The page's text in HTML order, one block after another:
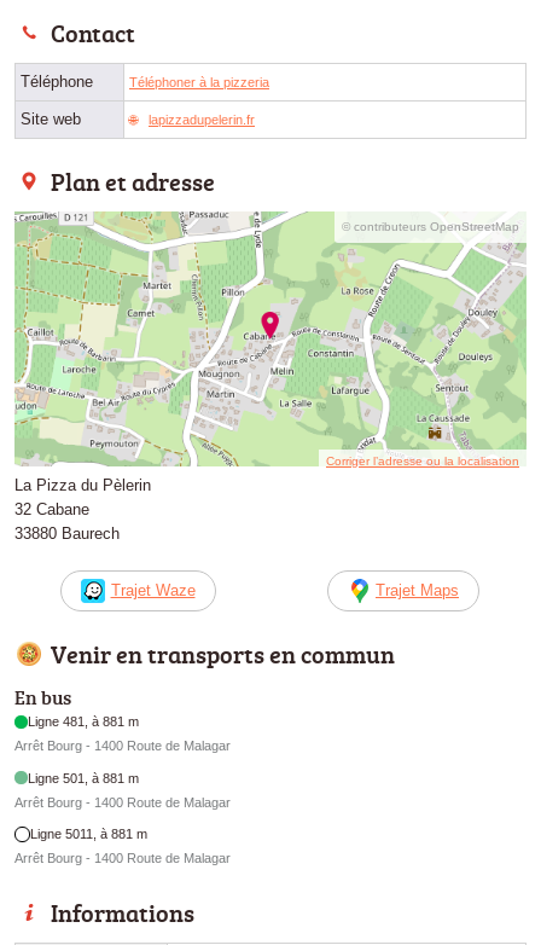
Contact
Téléphone Téléphoner à la pizzeria
Site web lapizzadupelerin.fr
Plan et adresse
© contributeurs OpenStreetMap
Corriger l’adresse ou la localisation
La Pizza du Pèlerin
32 Cabane
33880 Baurech
Trajet Waze Trajet Maps
Venir en transports en commun
En bus
Ligne 481, à 881 m
Arrêt Bourg - 1400 Route de Malagar
Ligne 501, à 881 m
Arrêt Bourg - 1400 Route de Malagar
Ligne 5011, à 881 m
Arrêt Bourg - 1400 Route de Malagar
Informations